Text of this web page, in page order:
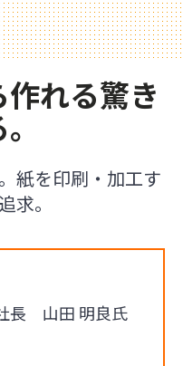
れる驚き
紙を印刷・加工す
求。
長 山田 明良氏